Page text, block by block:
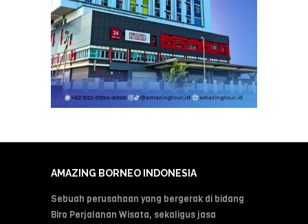
AMAZING BORNEO INDONESIA
Sebuah perusahaan yang bergerak di bidang
Biro Perjalanan Wisata, sekaligus jasa